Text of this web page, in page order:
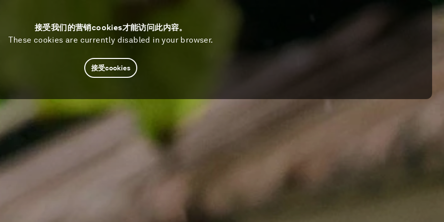
接受我们的营销cookies才能访问此内容。
These cookies are currently disabled in your browser.
接受cookies